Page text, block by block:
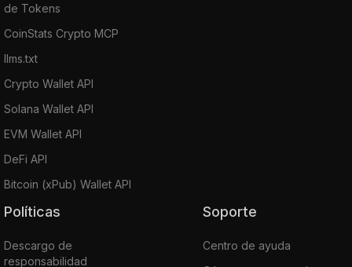
de Tokens
CoinStats Crypto MCP
llms.txt
Crypto Wallet API
Solana Wallet API
EVM Wallet API
DeFi API
Bitcoin (xPub) Wallet API
Políticas
Descargo de
responsabilidad
Soporte
Centro de ayuda